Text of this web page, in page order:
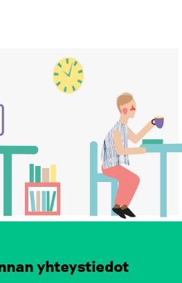
yhteystiedot